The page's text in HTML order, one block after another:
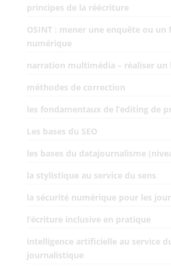
principes de la réécriture
OSINT : mener une enquête ou un
numérique
narration multimédia – réaliser un
méthodes de correction
les fondamentaux de l’editing de
Les bases du SEO
les bases du datajournalisme
la stylistique au service du sens
la sécurité numérique pour les
l’écriture inclusive en pratique
intelligence artificielle au service
journalistique